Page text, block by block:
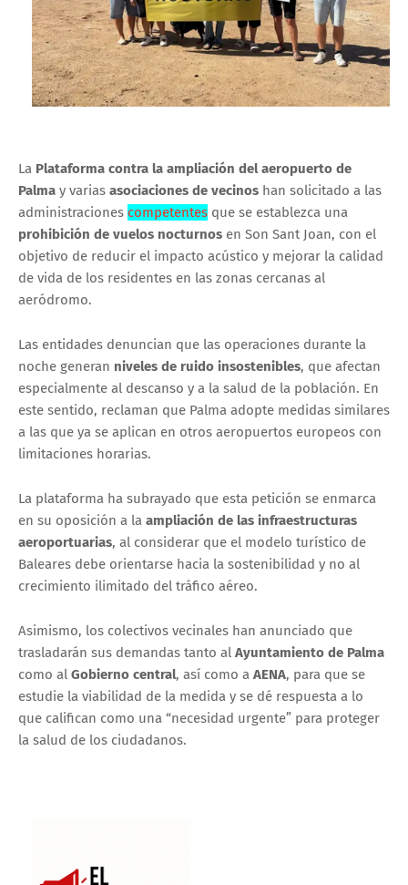
La Plataforma contra la ampliación del aeropuerto de
Palma y varias asociaciones de vecinos han solicitado a las
administraciones competentes que se establezca una
prohibición de vuelos nocturnos en Son Sant Joan, con el
objetivo de reducir el impacto acústico y mejorar la calidad
de vida de los residentes en las zonas cercanas al
aeródromo.
Las entidades denuncian que las operaciones durante la
noche generan niveles de ruido insostenibles, que afectan
especialmente al descanso y a la salud de la población. En
este sentido, reclaman que Palma adopte medidas similares
a las que ya se aplican en otros aeropuertos europeos con
limitaciones horarias.
La plataforma ha subrayado que esta petición se enmarca
en su oposición a la ampliación de las infraestructuras
aeroportuarias, al considerar que el modelo turístico de
Baleares debe orientarse hacia la sostenibilidad y no al
crecimiento ilimitado del tráfico aéreo.
Asimismo, los colectivos vecinales han anunciado que
trasladarán sus demandas tanto al Ayuntamiento de Palma
como al Gobierno central, así como a AENA, para que se
estudie la viabilidad de la medida y se dé respuesta a lo
que califican como una “necesidad urgente” para proteger
la salud de los ciudadanos.